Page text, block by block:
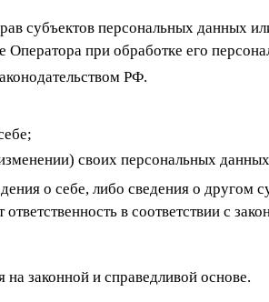
субъектов персональных данных
Оператора при обработке его
РФ.
своих персональных
о себе, либо сведения о другом
в соответствии с
законной и справедливой основе.